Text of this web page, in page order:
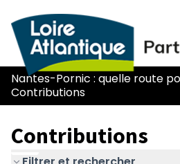
Nantes-Pornic : quelle route
Contributions
Contributions